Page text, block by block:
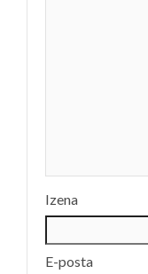
Izena
E-posta